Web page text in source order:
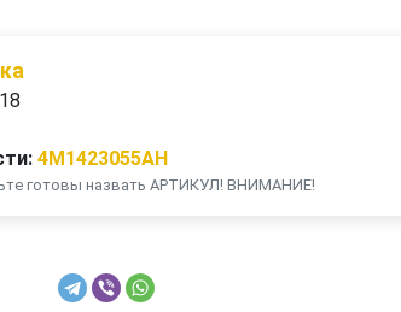
4M1423055AH
готовы назвать АРТИКУЛ! ВНИМАНИЕ!